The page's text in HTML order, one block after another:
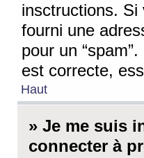
insctructions. Si
fourni une
pour un
est correcte,
Haut
» Je me suis
connecter à